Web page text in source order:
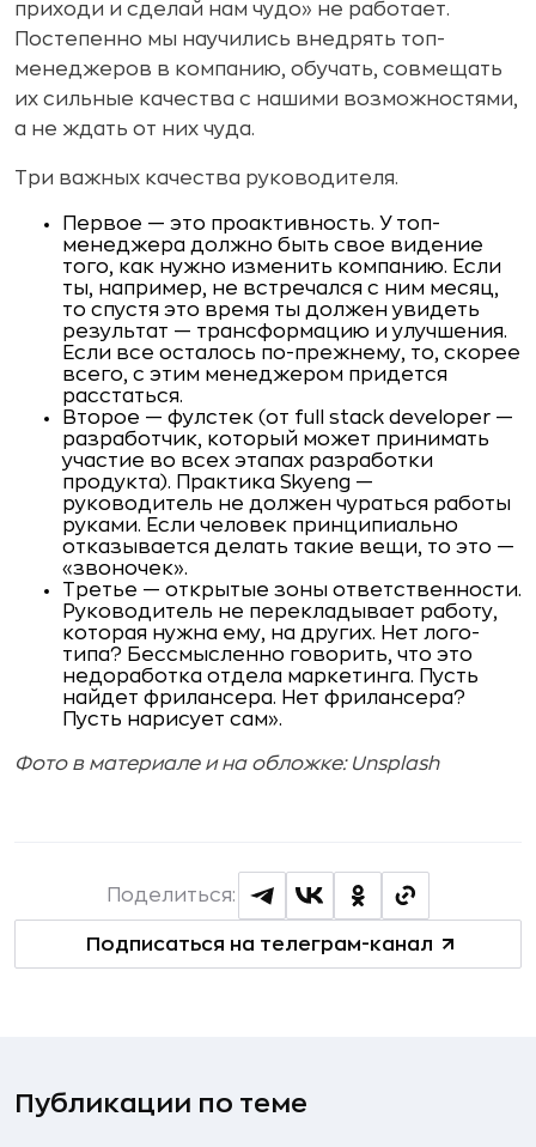
приходи и сде­лай нам чудо» не работает.
Постепенно мы научились внедрять топ-
менеджеров в компанию, обучать, совмещать
их сильные ка­чества с нашими возможностями,
а не ждать от них чуда.
Три важных качества руководителя.
Первое — это проактивность. У топ-
менеджера должно быть свое видение
того, как нужно изменить компанию. Если
ты, на­пример, не встречался с ним месяц,
то спустя это время ты дол­жен увидеть
результат — трансформацию и улучшения.
Если все осталось по-прежнему, то, скорее
всего, с этим менеджером придется
расстаться.
Второе — фулстек (от full stack developer —
разработчик, который может принимать
участие во всех этапах разработки
продукта). Практика Skyeng —
руководитель не должен чурать­ся работы
руками. Если человек принципиально
отказывается делать такие вещи, то это —
«звоночек».
Третье — открытые зоны ответственности.
Руководитель не перекладывает работу,
которая нужна ему, на других. Нет лого­
типа? Бессмысленно говорить, что это
недоработка отдела мар­кетинга. Пусть
найдет фрилансера. Нет фрилансера?
Пусть на­рисует сам».
Фото в материале и на обложке: Unsplash
Подписаться на телеграм-канал
Поделиться:
Публикации по теме